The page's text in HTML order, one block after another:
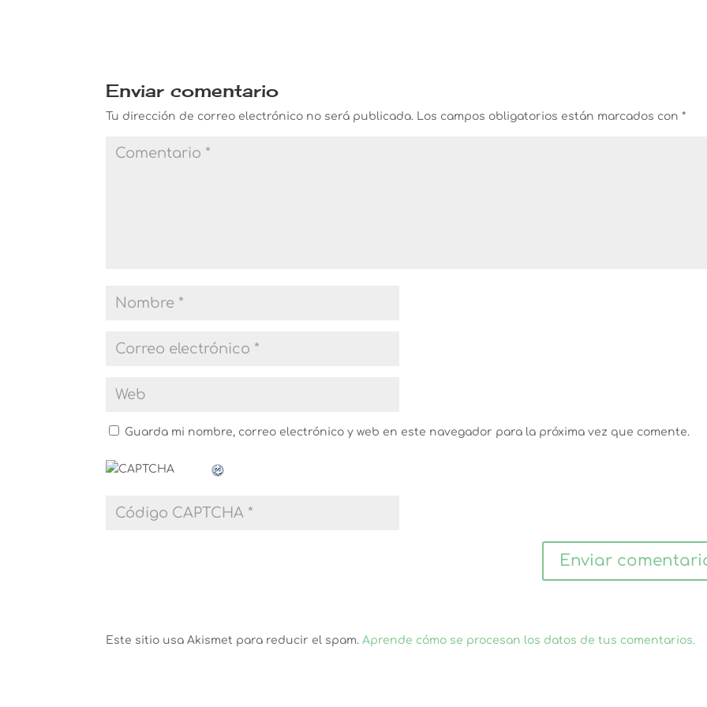
Enviar comentario
Tu dirección de correo electrónico no será publicada. Los campos obligatorios están marcados con*
Guarda mi nombre, correo electrónico y web en este navegador para la próxima vez que comente.
Este sitio usa Akismet para reducir el spam.Aprende cómo se procesan los datos de tus comentarios.